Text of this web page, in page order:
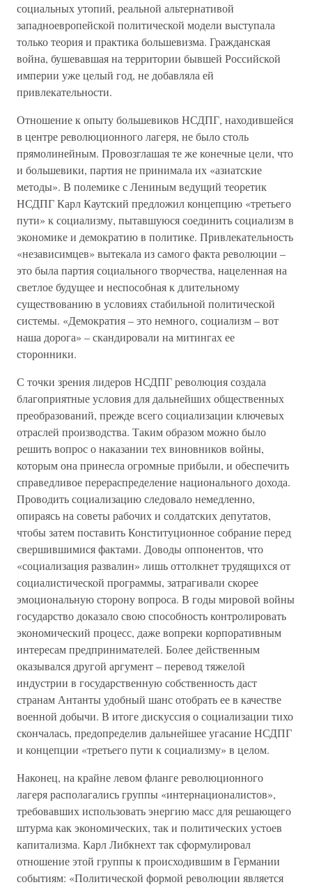
социальных утопий, реальной альтернативой
западноевропейской политической модели выступала
только теория и практика большевизма. Гражданская
война, бушевавшая на территории бывшей Российской
империи уже целый год, не добавляла ей
привлекательности.
Отношение к опыту большевиков НСДПГ, находившейся
в центре революционного лагеря, не было столь
прямолинейным. Провозглашая те же конечные цели, что
и большевики, партия не принимала их «азиатские
методы». В полемике с Лениным ведущий теоретик
НСДПГ Карл Каутский предложил концепцию «третьего
пути» к социализму, пытавшуюся соединить социализм в
экономике и демократию в политике. Привлекательность
«независимцев» вытекала из самого факта революции –
это была партия социального творчества, нацеленная на
светлое будущее и неспособная к длительному
существованию в условиях стабильной политической
системы. «Демократия – это немного, социализм – вот
наша дорога» – скандировали на митингах ее
сторонники.
С точки зрения лидеров НСДПГ революция создала
благоприятные условия для дальнейших общественных
преобразований, прежде всего социализации ключевых
отраслей производства. Таким образом можно было
решить вопрос о наказании тех виновников войны,
которым она принесла огромные прибыли, и обеспечить
справедливое перераспределение национального дохода.
Проводить социализацию следовало немедленно,
опираясь на советы рабочих и солдатских депутатов,
чтобы затем поставить Конституционное собрание перед
свершившимися фактами. Доводы оппонентов, что
«социализация развалин» лишь оттолкнет трудящихся от
социалистической программы, затрагивали скорее
эмоциональную сторону вопроса. В годы мировой войны
государство доказало свою способность контролировать
экономический процесс, даже вопреки корпоративным
интересам предпринимателей. Более действенным
оказывался другой аргумент – перевод тяжелой
индустрии в государственную собственность даст
странам Антанты удобный шанс отобрать ее в качестве
военной добычи. В итоге дискуссия о социализации тихо
скончалась, предопределив дальнейшее угасание НСДПГ
и концепции «третьего пути к социализму» в целом.
Наконец, на крайне левом фланге революционного
лагеря располагались группы «интернационалистов»,
требовавших использовать энергию масс для решающего
штурма как экономических, так и политических устоев
капитализма. Карл Либкнехт так сформулировал
отношение этой группы к происходившим в Германии
событиям: «Политической формой революции является